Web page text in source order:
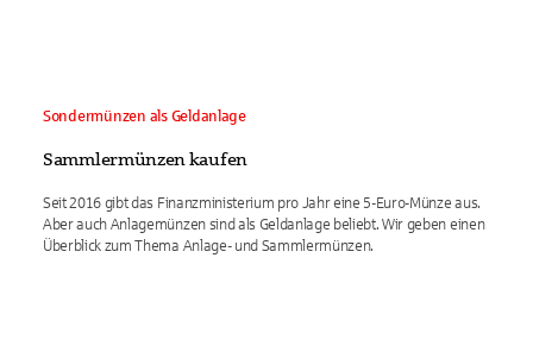
Sondermünzen als Geldanlage
Sammlermünzen kaufen
Seit 2016 gibt das Finanzministerium pro Jahr eine 5-Euro-Münze aus.
Aber auch Anlagemünzen sind als Geldanlage beliebt. Wir geben einen
Überblick zum Thema Anlage- und Sammlermünzen.